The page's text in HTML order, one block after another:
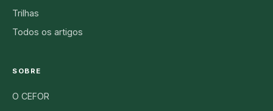
Trilhas
Todos os artigos
SOBRE
O CEFOR